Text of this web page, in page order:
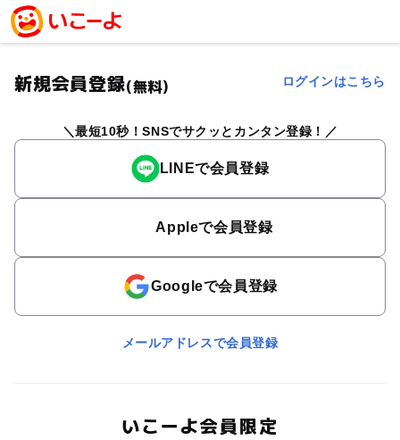
新規会員登録(無料) ログインはこちら
最短10秒！SNSでサクッとカンタン登録！
LINEで会員登録
Appleで会員登録
Googleで会員登録
メールアドレスで会員登録
いこーよ会員限定